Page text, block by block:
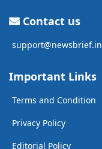
Contact us
support@newsbrief.in
Important Links
Terms and Condition
Privacy Policy
Editorial Policy